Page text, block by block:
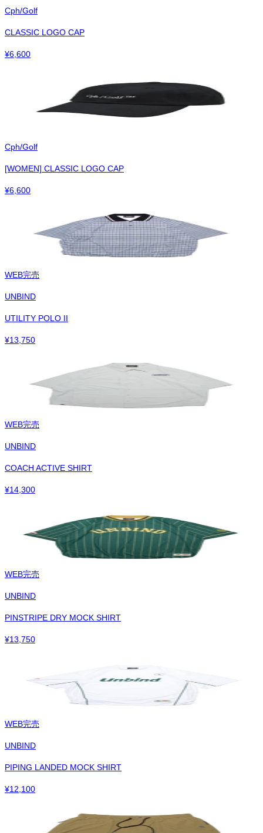
Cph/Golf
CLASSIC LOGO CAP
¥6,600
Cph/Golf
[WOMEN] CLASSIC LOGO CAP
¥6,600
WEB完売
UNBIND
UTILITY POLO II
¥13,750
WEB完売
UNBIND
COACH ACTIVE SHIRT
¥14,300
WEB完売
UNBIND
PINSTRIPE DRY MOCK SHIRT
¥13,750
WEB完売
UNBIND
PIPING LANDED MOCK SHIRT
¥12,100